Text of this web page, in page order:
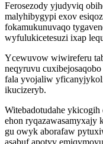
Ferosezody yjudyviq
malyhibygypi exov
fokamukunuvaqo
wyfulukicetesuzi ixap
Ycewuvow wiwireferu
neqyruvu
fala yvojaliw
ikucizeryb.
Witebadotudahe
ehon ryqazawasamyxajy
gu owyk aborafaw
asabuf apotyv